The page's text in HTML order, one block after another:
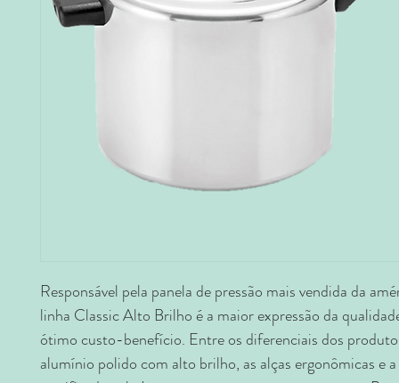
Responsável pela panela de pressão mais vendida da
linha Classic Alto Brilho é a maior expressão da
ótimo custo-benefício. Entre os diferenciais dos
alumínio polido com alto brilho, as alças ergonômicas e